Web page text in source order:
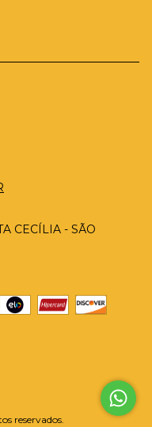
CECÍLIA - SÃO
reservados.